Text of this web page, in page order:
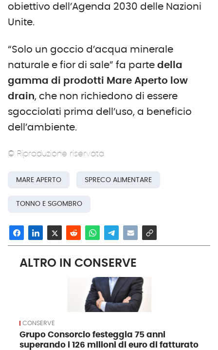
obiettivo dell’Agenda 2030 delle Nazioni
Unite.
“Solo un goccio d’acqua minerale
naturale e fior di sale” fa parte della
gamma di prodotti Mare Aperto low
drain, che non richiedono di essere
sgocciolati prima dell’uso, a beneficio
dell’ambiente.
© Riproduzione riservata
MARE APERTO SPRECO ALIMENTARE
TONNO E SGOMBRO
ALTRO IN CONSERVE
CONSERVE
Grupo Consorcio festeggia 75 anni
superando i 126 milioni di euro di fatturato